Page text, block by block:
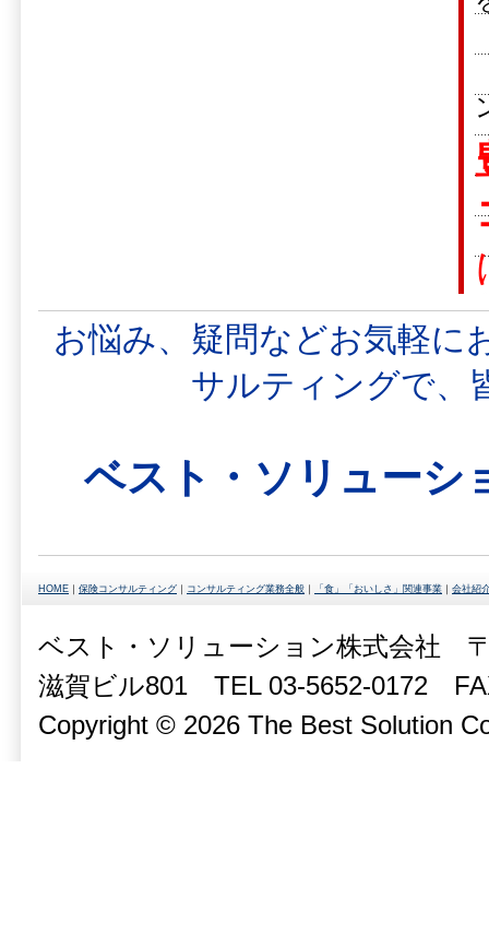
お悩み、疑問などお気軽に
サルティングで、
ベスト・ソリュー
HOME ｜ 保険コンサルティング ｜ コンサルティング業務全般 ｜ 「食」「おいしさ」関連事業 ｜ 会社紹
ベスト・ソリューション株式会社
滋賀ビル801 TEL 03-5652-0172
Copyright © 2026 The Best Solution